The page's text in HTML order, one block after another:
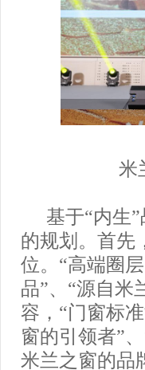
米
基于“内生
的规划。首先
位。“高端圈
品”、“源自米
容，“门窗标
窗的引领者”
米兰之窗的品